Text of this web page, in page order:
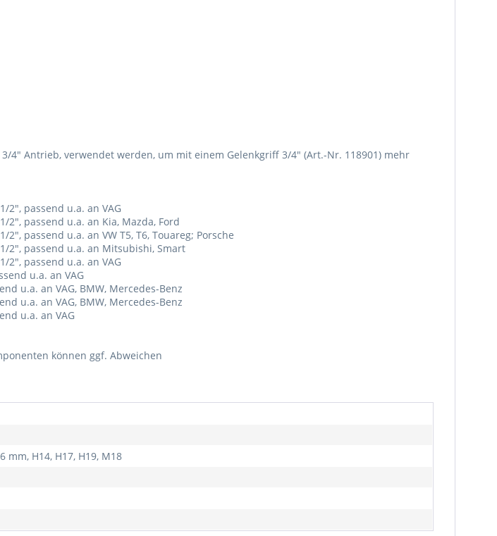
4" Antrieb, verwendet werden, um mit einem Gelenkgriff 3/4" (Art.-Nr. 118901) mehr
2", passend u.a. an VAG
2", passend u.a. an Kia, Mazda, Ford
passend u.a. an VW T5, T6, Touareg; Porsche
2", passend u.a. an Mitsubishi, Smart
2", passend u.a. an VAG
u.a. an VAG
u.a. an VAG, BMW, Mercedes-Benz
u.a. an VAG, BMW, Mercedes-Benz
u.a. an VAG
können ggf. Abweichen
mm, H14, H17, H19, M18